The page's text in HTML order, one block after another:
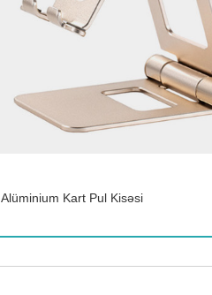
Alüminium Kart Pul Kisəsi